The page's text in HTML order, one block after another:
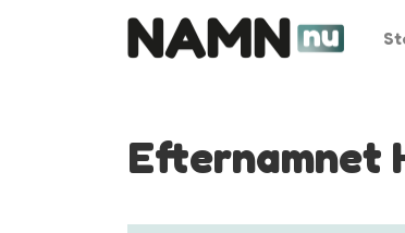
Efternamnet